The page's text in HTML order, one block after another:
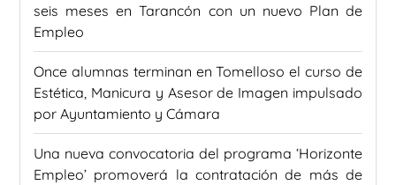
seis meses en Tarancón con un nuevo Plan de
Empleo
Once alumnas terminan en Tomelloso el curso de
Estética, Manicura y Asesor de Imagen impulsado
por Ayuntamiento y Cámara
Una nueva convocatoria del programa ‘Horizonte
Empleo’ promoverá la contratación de más de